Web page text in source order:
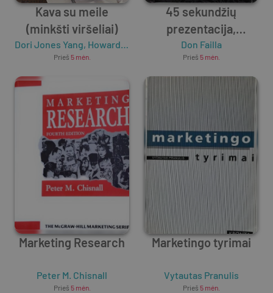
Kava su meile
(minkšti viršeliai)
Dori Jones Yang, Howard Schultz
Prieš 5 mėn.
45 sekundžių
prezentacija,
pakeisianti jūsų
gyvenimą
Don Failla
Prieš 5 mėn.
Marketing Research
Peter M. Chisnall
Prieš 5 mėn.
Marketingo tyrimai
Vytautas Pranulis
Prieš 5 mėn.